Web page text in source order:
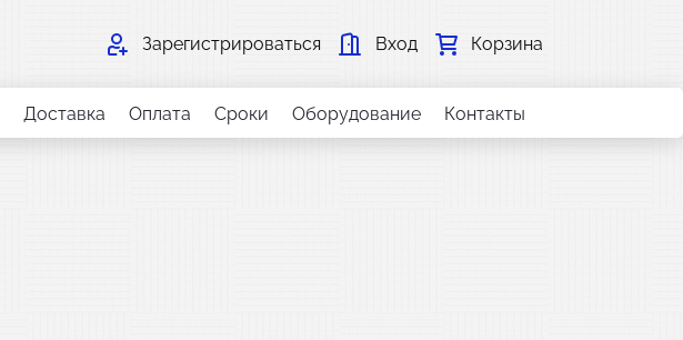
Зарегистрироваться Вход Корзина
Доставка Оплата Сроки Оборудование Контакты